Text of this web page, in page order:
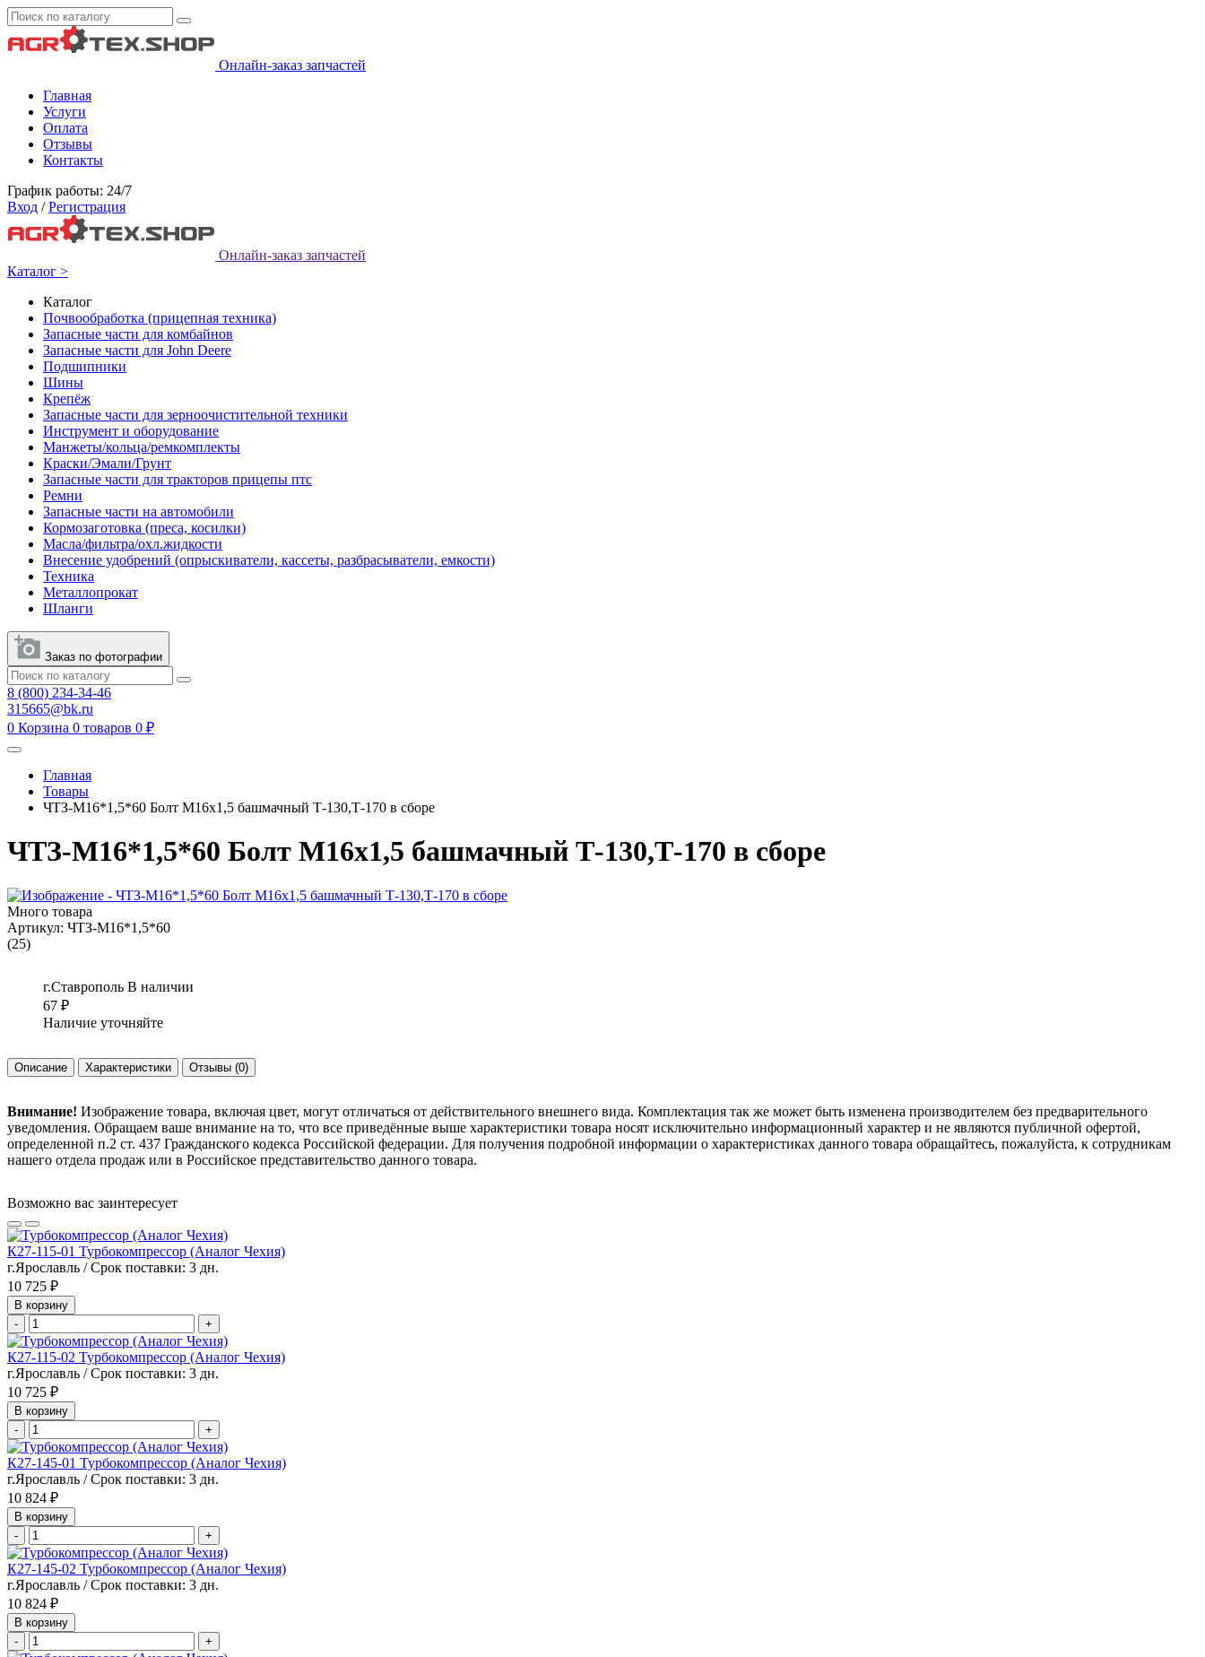
Онлайн-заказ запчастей
Главная
Услуги
Оплата
Отзывы
Контакты
График работы: 24/7
Вход / Регистрация
Онлайн-заказ запчастей
Каталог >
Каталог
Почвообработка (прицепная техника)
Запасные части для комбайнов
Запасные части для John Deere
Подшипники
Шины
Крепёж
Запасные части для зерноочистительной техники
Инструмент и оборудование
Манжеты/кольца/ремкомплекты
Краски/Эмали/Грунт
Запасные части для тракторов прицепы птс
Ремни
Запасные части на автомобили
Кормозаготовка (преса, косилки)
Масла/фильтра/охл.жидкости
Внесение удобрений (опрыскиватели, кассеты, разбрасыватели, емкости)
Техника
Металлопрокат
Шланги
Заказ по фотографии
8 (800) 234-34-46
315665@bk.ru
0 Корзина 0 товаров 0 ₽
Главная
Товары
ЧТЗ-М16*1,5*60 Болт М16х1,5 башмачный Т-130,Т-170 в сборе
ЧТЗ-М16*1,5*60 Болт М16х1,5 башмачный Т-130,Т-170 в сборе
Много товара
Артикул: ЧТЗ-М16*1,5*60
(25)
г.Ставрополь В наличии
67 ₽
Наличие уточняйте
Описание Характеристики Отзывы (0)
Внимание! Изображение товара, включая цвет, могут отличаться от действительного внешнего вида. Комплектация так же может быть изменена производителем без предварительного
уведомления. Обращаем ваше внимание на то, что все приведённые выше характеристики товара носят исключительно информационный характер и не являются публичной офертой,
определенной п.2 ст. 437 Гражданского кодекса Российской федерации. Для получения подробной информации о характеристиках данного товара обращайтесь, пожалуйста, к сотрудникам
нашего отдела продаж или в Российское представительство данного товара.
Возможно вас заинтересует
К27-115-01 Турбокомпрессор (Аналог Чехия)
г.Ярославль / Срок поставки: 3 дн.
10 725 ₽
В корзину
-
+
К27-115-02 Турбокомпрессор (Аналог Чехия)
г.Ярославль / Срок поставки: 3 дн.
10 725 ₽
В корзину
-
+
К27-145-01 Турбокомпрессор (Аналог Чехия)
г.Ярославль / Срок поставки: 3 дн.
10 824 ₽
В корзину
-
+
К27-145-02 Турбокомпрессор (Аналог Чехия)
г.Ярославль / Срок поставки: 3 дн.
10 824 ₽
В корзину
-
+